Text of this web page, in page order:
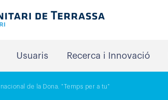
Usuaris Recerca i Innovació
de la Dona. "Temps per a tu"